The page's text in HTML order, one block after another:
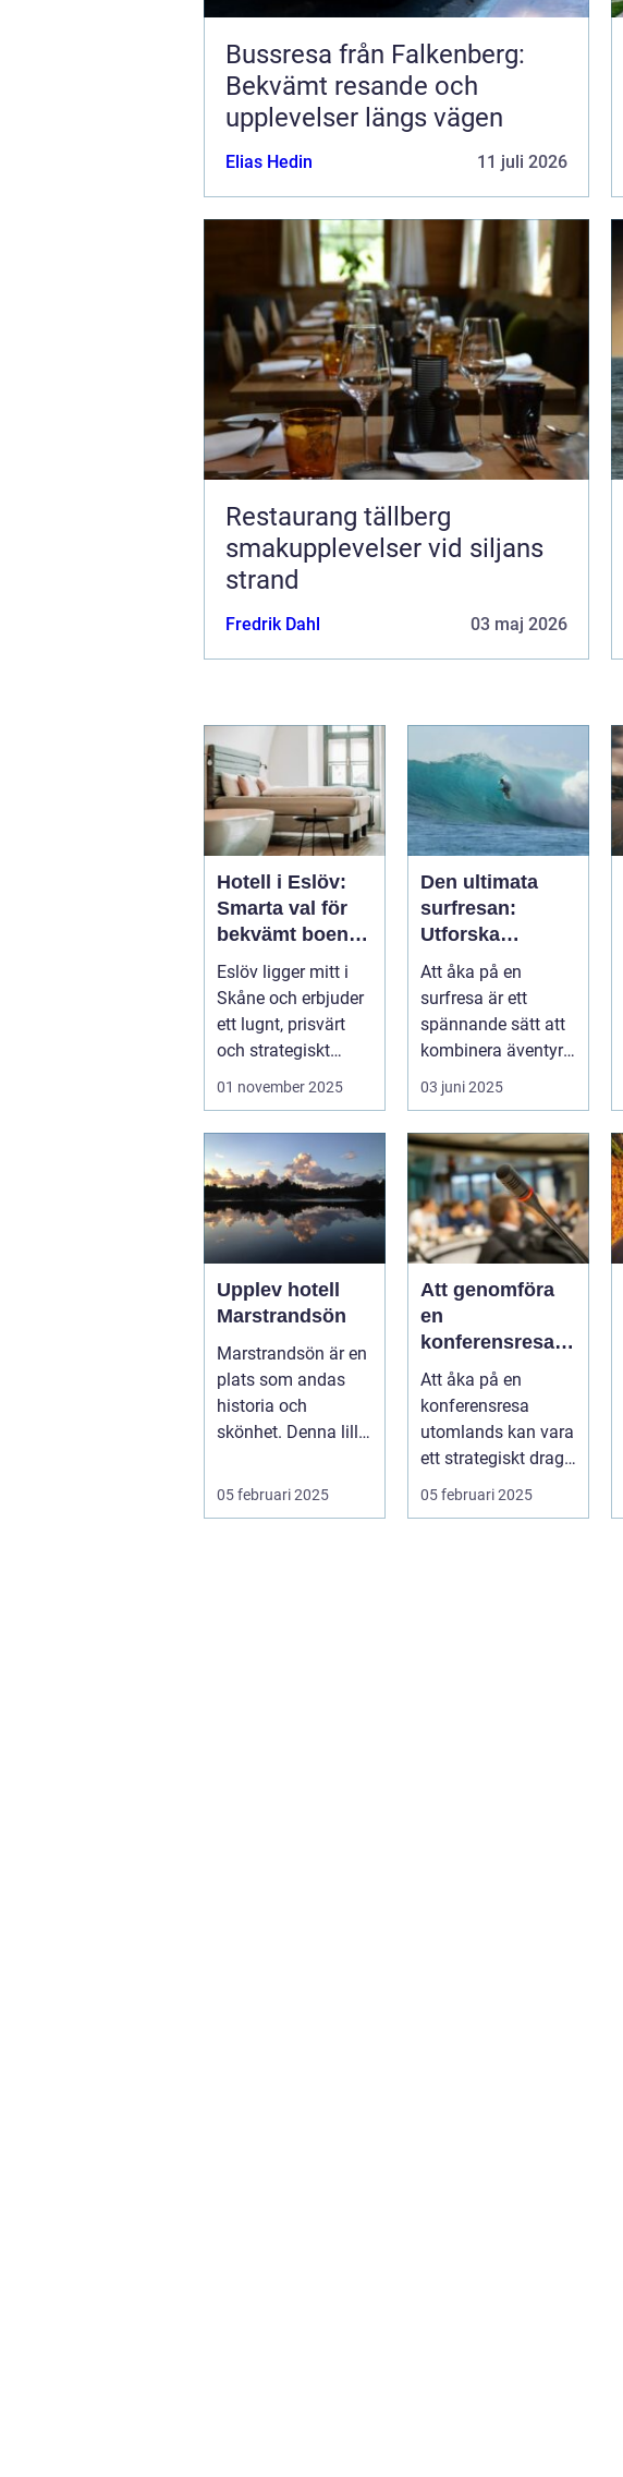
Bussresa från Falkenberg:
Bekvämt resande och
upplevelser längs vägen
Elias Hedin 11 juli 2026
Restaurang tällberg
smakupplevelser vid siljans
strand
Fredrik Dahl 03 maj 2026
Hotell i Eslöv:
Smarta val för
bekvämt boende
i hjärtat av
Skåne
Eslöv ligger mitt i
Skåne och erbjuder
ett lugnt, prisvärt
och strategiskt
boendealt...
01 november 2025
Den ultimata
surfresan:
Utforska
vågorna och
upptäck
äventyret
Att åka på en
surfresa är ett
spännande sätt att
kombinera äventyr
o...
03 juni 2025
Upplev hotell
Marstrandsön
Marstrandsön är en
plats som andas
historia och
skönhet. Denna lilla
05 februari 2025
Att genomföra
en
konferensresa
utomlands: En
möjlighet för
tillväxt och
samarbete
Att åka på en
konferensresa
utomlands kan vara
ett strategiskt drag
för företa...
05 februari 2025